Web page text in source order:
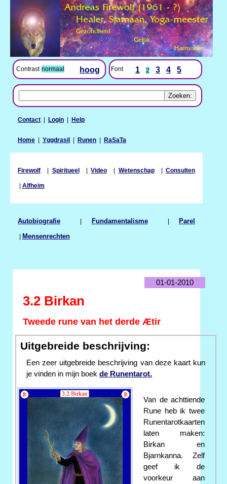
Contrast normaal hoog Font 1 2 3 4 5
Contact | Login | Help
Home | Yggdrasil | Runen | RaSaTa
Firewolf | Spiritueel| Video | Wetenschap| Consulten
| Alfheim
Autobiografie | Fundamentalisme| Parel
| Mensenrechten
01-01-2010
3.2 Birkan
Tweede rune van het derde Ætir
Uitgebreide beschrijving:
Een zeer uitgebreide beschrijving van deze kaart kun
je vinden in mijn boek de Runentarot.
Van de achttiende
Rune heb ik twee
Runentarotkaarten
laten maken:
Birkan en
Bjarnkanna. Zelf
geef ik de
voorkeur aan